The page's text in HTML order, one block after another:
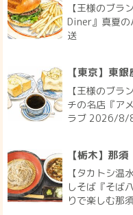
【王様のブラ
Diner』真夏
送
【東京】東
【王様のブラ
チの名店『ア
ラブ 2026/8/
【栃木】那須
【タカトシ温
しそば『そば
りで楽しむ